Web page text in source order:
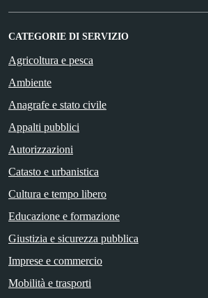
CATEGORIE DI SERVIZIO
Agricoltura e pesca
Ambiente
Anagrafe e stato civile
Appalti pubblici
Autorizzazioni
Catasto e urbanistica
Cultura e tempo libero
Educazione e formazione
Giustizia e sicurezza pubblica
Imprese e commercio
Mobilità e trasporti